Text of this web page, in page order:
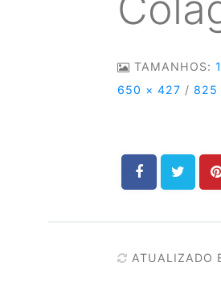
TAMANHOS:
650 × 427 / 825
ATUALIZADO